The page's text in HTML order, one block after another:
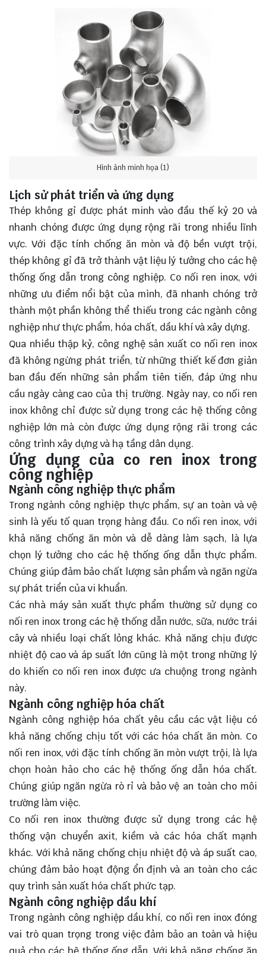
Hình ảnh minh họa (1)
Lịch sử phát triển và ứng dụng
Thép không gỉ được phát minh vào đầu thế kỷ 20 và
nhanh chóng được ứng dụng rộng rãi trong nhiều lĩnh
vực. Với đặc tính chống ăn mòn và độ bền vượt trội,
thép không gỉ đã trở thành vật liệu lý tưởng cho các hệ
thống ống dẫn trong công nghiệp. Co nối ren inox, với
những ưu điểm nổi bật của mình, đã nhanh chóng trở
thành một phần không thể thiếu trong các ngành công
nghiệp như thực phẩm, hóa chất, dầu khí và xây dựng.
Qua nhiều thập kỷ, công nghệ sản xuất co nối ren inox
đã không ngừng phát triển, từ những thiết kế đơn giản
ban đầu đến những sản phẩm tiên tiến, đáp ứng nhu
cầu ngày càng cao của thị trường. Ngày nay, co nối ren
inox không chỉ được sử dụng trong các hệ thống công
nghiệp lớn mà còn được ứng dụng rộng rãi trong các
công trình xây dựng và hạ tầng dân dụng.
Ứng dụng của co ren inox trong
công nghiệp
Ngành công nghiệp thực phẩm
Trong ngành công nghiệp thực phẩm, sự an toàn và vệ
sinh là yếu tố quan trọng hàng đầu. Co nối ren inox, với
khả năng chống ăn mòn và dễ dàng làm sạch, là lựa
chọn lý tưởng cho các hệ thống ống dẫn thực phẩm.
Chúng giúp đảm bảo chất lượng sản phẩm và ngăn ngừa
sự phát triển của vi khuẩn.
Các nhà máy sản xuất thực phẩm thường sử dụng co
nối ren inox trong các hệ thống dẫn nước, sữa, nước trái
cây và nhiều loại chất lỏng khác. Khả năng chịu được
nhiệt độ cao và áp suất lớn cũng là một trong những lý
do khiến co nối ren inox được ưa chuộng trong ngành
này.
Ngành công nghiệp hóa chất
Ngành công nghiệp hóa chất yêu cầu các vật liệu có
khả năng chống chịu tốt với các hóa chất ăn mòn. Co
nối ren inox, với đặc tính chống ăn mòn vượt trội, là lựa
chọn hoàn hảo cho các hệ thống ống dẫn hóa chất.
Chúng giúp ngăn ngừa rò rỉ và bảo vệ an toàn cho môi
trường làm việc.
Co nối ren inox thường được sử dụng trong các hệ
thống vận chuyển axit, kiềm và các hóa chất mạnh
khác. Với khả năng chống chịu nhiệt độ và áp suất cao,
chúng đảm bảo hoạt động ổn định và an toàn cho các
quy trình sản xuất hóa chất phức tạp.
Ngành công nghiệp dầu khí
Trong ngành công nghiệp dầu khí, co nối ren inox đóng
vai trò quan trọng trong việc đảm bảo an toàn và hiệu